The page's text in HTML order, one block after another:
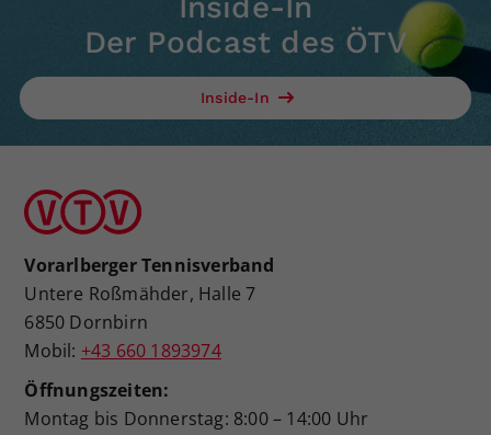
Der Podcast des ÖTV
Inside-In
Vorarlberger Tennisverband
Untere Roßmähder, Halle 7
6850 Dornbirn
Mobil: +43 660 1893974
Öffnungszeiten:
Montag bis Donnerstag: 8:00 – 14:00 Uhr